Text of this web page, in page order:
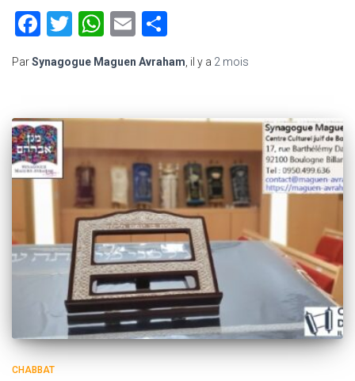
Facebook
Twitter
WhatsApp
Email
ParSynagogue Maguen Avraham , il y a 2 mois
CHABBAT